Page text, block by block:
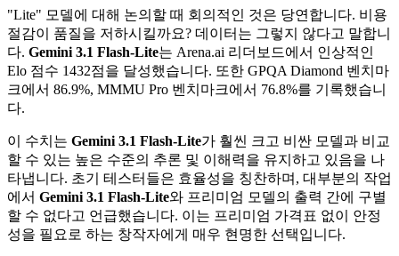
"Lite" 모델에 대해 논의할 때 회의적인 것은 당연합니다. 비용
절감이 품질을 저하시킬까요? 데이터는 그렇지 않다고 말합니
다. Gemini 3.1 Flash-Lite는 Arena.ai 리더보드에서 인상적인
Elo 점수 1432점을 달성했습니다. 또한 GPQA Diamond 벤치마
크에서 86.9%, MMMU Pro 벤치마크에서 76.8%를 기록했습니
다.
이 수치는 Gemini 3.1 Flash-Lite가 훨씬 크고 비싼 모델과 비교
할 수 있는 높은 수준의 추론 및 이해력을 유지하고 있음을 나
타냅니다. 초기 테스터들은 효율성을 칭찬하며, 대부분의 작업
에서 Gemini 3.1 Flash-Lite와 프리미엄 모델의 출력 간에 구별
할 수 없다고 언급했습니다. 이는 프리미엄 가격표 없이 안정
성을 필요로 하는 창작자에게 매우 현명한 선택입니다.